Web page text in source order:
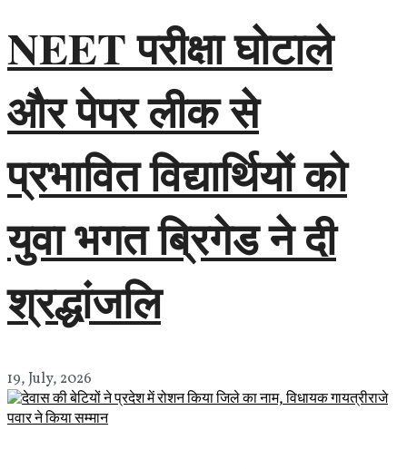
NEET परीक्षा घोटाले
और पेपर लीक से
प्रभावित विद्यार्थियों को
युवा भगत ब्रिगेड ने दी
श्रद्धांजलि
19, July, 2026